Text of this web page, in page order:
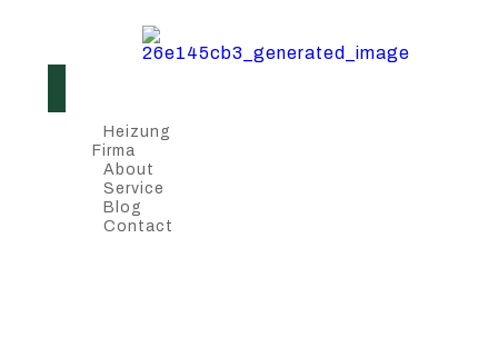
Heizung
Firma
About
Service
Blog
Contact